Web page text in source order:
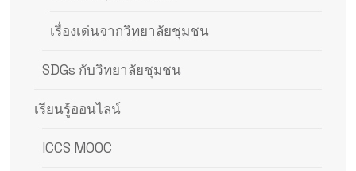
เรื่องเด่นจากวิทยาลัยชุมชน
SDGs กับวิทยาลัยชุมชน
เรียนรู้ออนไลน์
ICCS MOOC